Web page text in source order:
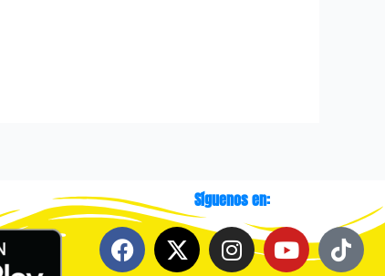
Síguenos en:
F
a
X
-
I
n
Y
o
T
i